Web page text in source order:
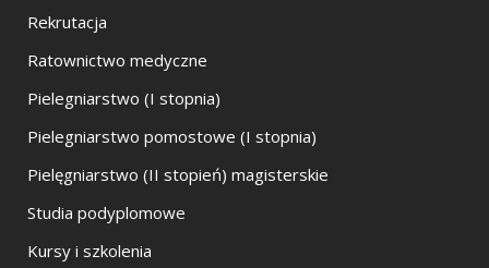
Rekrutacja
Ratownictwo medyczne
Pielegniarstwo (I stopnia)
Pielegniarstwo pomostowe (I stopnia)
Pielęgniarstwo (II stopień) magisterskie
Studia podyplomowe
Kursy i szkolenia